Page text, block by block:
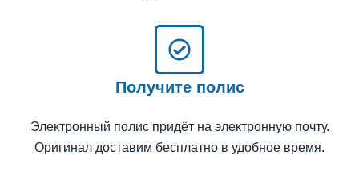
Получите полис
Электронный полис придёт на электронную почту.
Оригинал доставим бесплатно в удобное время.